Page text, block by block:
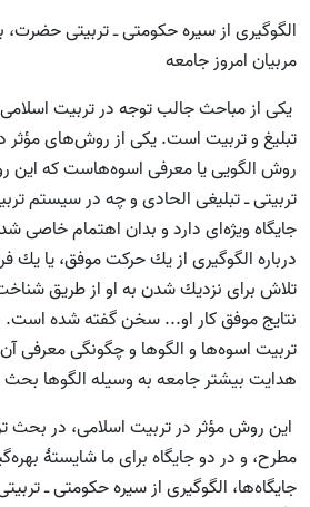
الگوگيرى از سيره حكومتى ـ تربيتى حضرت،
مربيان امروز جامعه
يكى از مباحث جالب توجه در تربيت
تبليغ و تربيت است. يكى از روش‌هاى مؤثر
روش الگویى يا معرفی اسوه‌هاست كه اين
تربيتى ـ تبليغى الحادى و چه در سيستم
جايگاه ويژه‌اى دارد و بدان اهتمام خاصى
درباره الگوگيرى از يك حركت موفق، یا يك
تلاش براى نزديك شدن به او از طريق
نتايج موفق كار او... سخن گفته شده است.
تربيت اسوه‌ها و الگوها و چگونگى معرفى
هدايت بيشتر جامعه به وسيله الگوها بحث
اين روش مؤثر در تربيت اسلامى، در بحث
مطرح، و در دو جایگاه براى ما شایستۀ
جایگاه‌ها، الگوگيرى از سيره حكومتى ـ